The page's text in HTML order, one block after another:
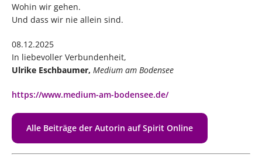
Wohin wir gehen.
Und dass wir nie allein sind.
08.12.2025
In liebevoller Verbundenheit,
Ulrike Eschbaumer, Medium am Bodensee
https://www.medium-am-bodensee.de/
Alle Beiträge der Autorin auf Spirit Online